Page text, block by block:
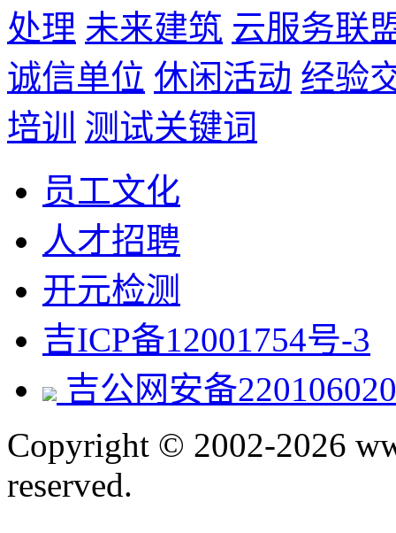
处理 未来建筑 云服务联
诚信单位 休闲活动 经验
培训 测试关键词
员工文化
人才招聘
开元检测
吉ICP备12001754号-3
吉公网安备
Copyright © 2002-2026
reserved.